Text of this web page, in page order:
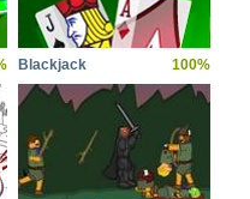
Blackjack 100%